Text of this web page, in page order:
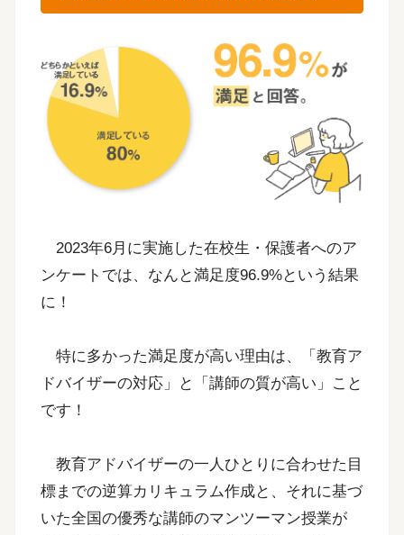
2023年6月に実施した在校生・保護者へのア
ンケートでは、なんと満足度96.9%という結果
に！
特に多かった満足度が高い理由は、「教育ア
ドバイザーの対応」と「講師の質が高い」こと
です！
教育アドバイザーの一人ひとりに合わせた目
標までの逆算カリキュラム作成と、それに基づ
いた全国の優秀な講師のマンツーマン授業が